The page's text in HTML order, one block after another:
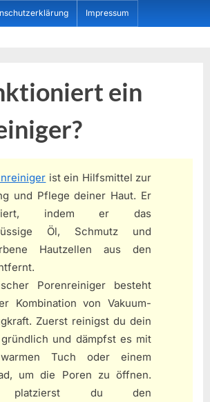
Impressum
ein
ist ein Hilfsmittel zur
und Pflege deiner Haut. Er
indem er das
Öl, Schmutz und
Hautzellen aus den
Porenreiniger besteht
Kombination von Vakuum-
Zuerst reinigst du dein
und dämpfst es mit
Tuch oder einem
um die Poren zu öffnen.
platzierst du den